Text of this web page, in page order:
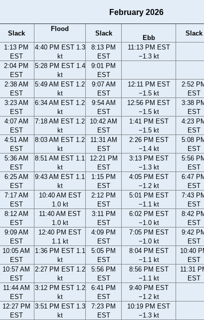
February 2026
Slack
Flood
Slack
Ebb
Slack
1:13 PM
EST
4:40 PM EST 1.3
kt
8:13 PM
EST
11:13 PM EST
−1.3 kt
2:04 PM
EST
5:28 PM EST 1.4
kt
9:01 PM
EST
2:38 AM
EST
5:49 AM EST 1.2
kt
9:07 AM
EST
12:11 PM EST
−1.5 kt
2:52
EST
3:23 AM
EST
6:34 AM EST 1.2
kt
9:54 AM
EST
12:56 PM EST
−1.5 kt
3:38
EST
4:07 AM
EST
7:18 AM EST 1.2
kt
10:42 AM
EST
1:41 PM EST
−1.5 kt
4:23
EST
4:51 AM
EST
8:03 AM EST 1.2
kt
11:31 AM
EST
2:26 PM EST
−1.4 kt
5:08
EST
5:36 AM
EST
8:51 AM EST 1.1
kt
12:21 PM
EST
3:13 PM EST
−1.3 kt
5:56
EST
6:25 AM
EST
9:43 AM EST 1.1
kt
1:15 PM
EST
4:05 PM EST
−1.2 kt
6:47
EST
7:17 AM
EST
10:40 AM EST
1.0 kt
2:12 PM
EST
5:01 PM EST
−1.1 kt
7:43
EST
8:12 AM
EST
11:40 AM EST
1.0 kt
3:11 PM
EST
6:02 PM EST
−1.0 kt
8:42
EST
9:09 AM
EST
12:40 PM EST
1.1 kt
4:09 PM
EST
7:05 PM EST
−1.0 kt
9:42
EST
10:05 AM
EST
1:36 PM EST 1.1
kt
5:05 PM
EST
8:04 PM EST
−1.1 kt
10:40
EST
10:57 AM
EST
2:27 PM EST 1.2
kt
5:56 PM
EST
8:56 PM EST
−1.1 kt
11:31
EST
11:44 AM
EST
3:12 PM EST 1.2
kt
6:41 PM
EST
9:40 PM EST
−1.2 kt
12:27 PM
EST
3:51 PM EST 1.3
kt
7:23 PM
EST
10:19 PM EST
−1.3 kt